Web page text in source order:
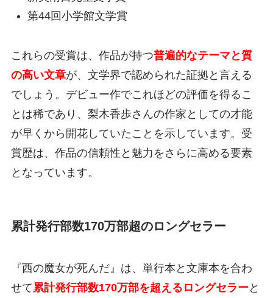
第44回小学館文学賞
これらの受賞は、作品が持つ普遍的なテーマと質
の高い文章が、文学界で認められた証拠と言える
でしょう。デビュー作でこれほどの評価を得るこ
とは稀であり、梨木香歩さんの作家としての才能
が早くから開花していたことを示しています。受
賞歴は、作品の信頼性と魅力をさらに高める要素
となっています。
累計発行部数170万部超のロングセラー
『西の魔女が死んだ』は、単行本と文庫本を合わ
せて 累計発行部数170万部を超えるロングセラーと